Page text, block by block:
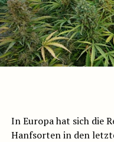
In Europa hat sich die
Hanfsorten in den